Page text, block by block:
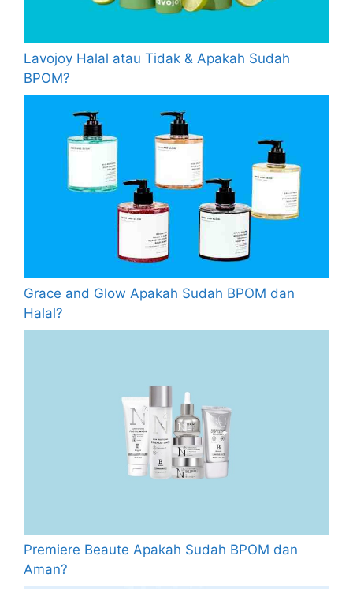
Lavojoy Halal atau Tidak & Apakah Sudah
BPOM?
Grace and Glow Apakah Sudah BPOM dan
Halal?
Premiere Beaute Apakah Sudah BPOM dan
Aman?